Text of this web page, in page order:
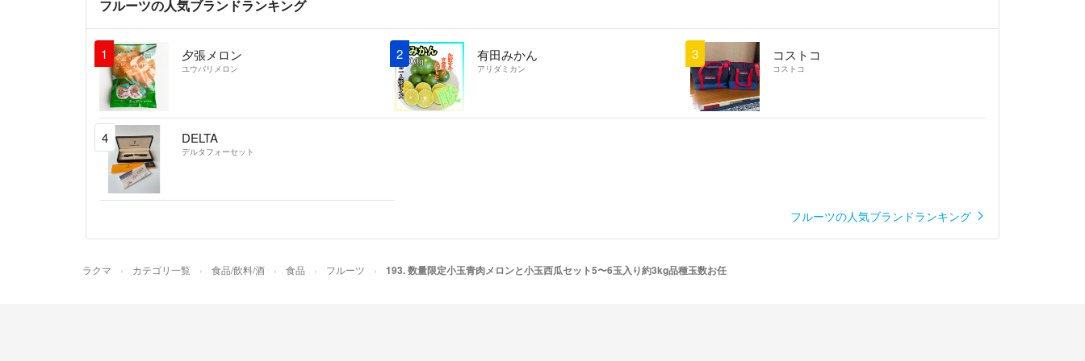
フルーツの人気ブランドランキング
1 夕張メロン
ユウバリメロン
2 有田みかん
アリダミカン
3 コストコ
コストコ
4 DELTA
デルタフォーセット
フルーツの人気ブランドランキング
ラクマ カテゴリ一覧 食品/飲料/酒 食品 フルーツ 193. 数量限定小玉青肉メロンと小玉西瓜セット5〜6玉入り約3kg品種玉数お任